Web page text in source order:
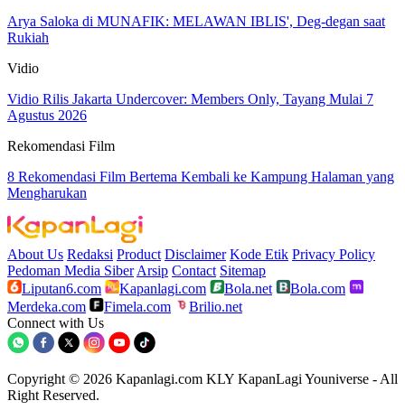
Arya Saloka di MUNAFIK: MELAWAN IBLIS', Deg-degan saat
Rukiah
Vidio
Vidio Rilis Jakarta Undercover: Members Only, Tayang Mulai 7
Agustus 2026
Rekomendasi Film
8 Rekomendasi Film Bertema Kembali ke Kampung Halaman yang
Mengharukan
About Us Redaksi Product Disclaimer Kode Etik Privacy Policy
Pedoman Media Siber Arsip Contact Sitemap
Liputan6.com
Kapanlagi.com Bola.net
Bola.com
Merdeka.com
Fimela.com
Brilio.net
Connect with Us
Copyright © 2026 Kapanlagi.com KLY KapanLagi Youniverse - All
Right Reserved.